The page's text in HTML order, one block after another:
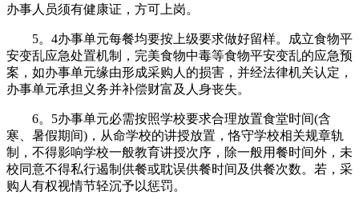
办事人员须有健康证，方可上岗。
5。4办事单元每餐均要按上级要求做好留样。成立食物平
安变乱应急处置机制，完美食物中毒等食物平安变乱的应急预
案，如办事单元缘由形成采购人的损害，并经法律机关认定，
办事单元承担义务并补偿财富及人身丧失。
6。5办事单元必需按照学校要求合理放置食堂时间(含
寒、暑假期间)，从命学校的讲授放置，恪守学校相关规章轨
制，不得影响学校一般教育讲授次序，除一般用餐时间外，未
校同意不得私行遏制供餐或耽误供餐时间及供餐次数。若，采
购人有权视情节轻沉予以惩罚。